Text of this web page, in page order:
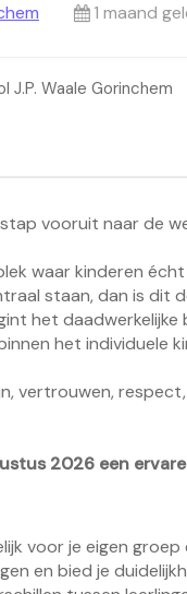
1 maand
J.P. Waale Gorinchem
vooruit naar de
waar kinderen
staan, dan is dit
het
het individuele
vertrouwen,
2026 een
voor je eigen
en bied je